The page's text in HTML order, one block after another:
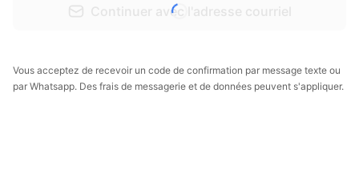
Continuer avec l'adresse courriel
Vous acceptez de recevoir un code de confirmation par message texte ou
par Whatsapp. Des frais de messagerie et de données peuvent s'appliquer.